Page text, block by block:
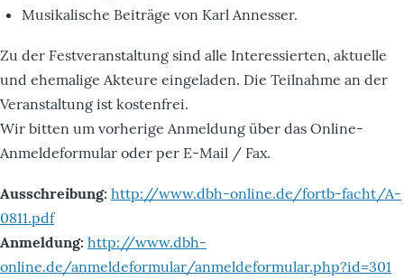
Musikalische Beiträge von Karl Annesser.
Zu der Festveranstaltung sind alle Interessierten, aktuelle
und ehemalige Akteure eingeladen. Die Teilnahme an der
Veranstaltung ist kostenfrei.
Wir bitten um vorherige Anmeldung über das Online-
Anmeldeformular oder per E-Mail / Fax.
Ausschreibung: http://www.dbh-online.de/fortb-facht/A-
0811.pdf
Anmeldung: http://www.dbh-
online.de/anmeldeformular/anmeldeformular.php?id=301